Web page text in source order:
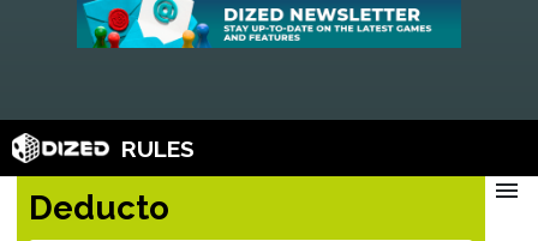
RULES
Deducto menu